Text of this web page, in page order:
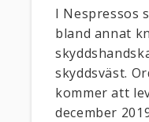
I Nespressos
bland annat
skyddsväst.
kommer att
december